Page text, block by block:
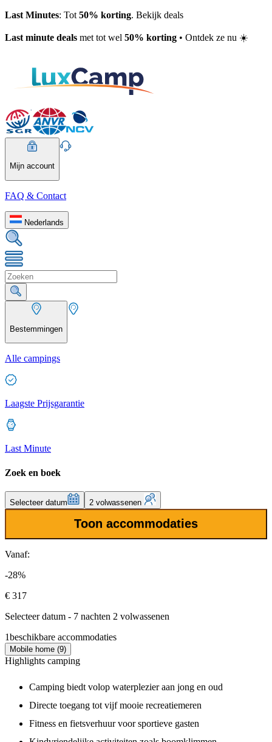
Last Minutes: Tot 50% korting. Bekijk deals
Last minute deals met tot wel 50% korting • Ontdek ze nu ☀️
Mijn account
FAQ & Contact
Nederlands
Bestemmingen
Alle campings
Laagste Prijsgarantie
Last Minute
Zoek en boek
Selecteer datum 2 volwassenen
Toon accommodaties
Vanaf:
-28%
€ 317
Selecteer datum - 7 nachten 2 volwassenen
1beschikbare accommodaties
Mobile home (9)
Highlights camping
Camping biedt volop waterplezier aan jong en oud
Directe toegang tot vijf mooie recreatiemeren
Fitness en fietsverhuur voor sportieve gasten